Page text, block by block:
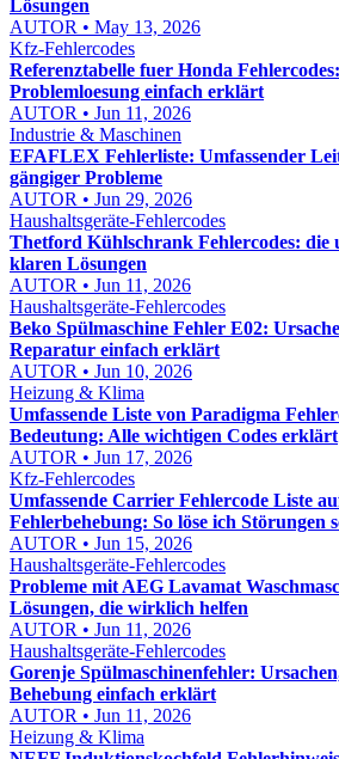
Lösungen
AUTOR • May 13, 2026
Kfz-Fehlercodes
Referenztabelle fuer Honda
Problemloesung einfach erklärt
AUTOR • Jun 11, 2026
Industrie & Maschinen
EFAFLEX Fehlerliste: Umfassender
gängiger Probleme
AUTOR • Jun 29, 2026
Haushaltsgeräte-Fehlercodes
Thetford Kühlschrank Fehlercodes: die
klaren Lösungen
AUTOR • Jun 11, 2026
Haushaltsgeräte-Fehlercodes
Beko Spülmaschine Fehler E02:
Reparatur einfach erklärt
AUTOR • Jun 10, 2026
Heizung & Klima
Umfassende Liste von Paradigma
Bedeutung: Alle wichtigen Codes erklärt
AUTOR • Jun 17, 2026
Kfz-Fehlercodes
Umfassende Carrier Fehlercode Liste
Fehlerbehebung: So löse ich Störungen
AUTOR • Jun 15, 2026
Haushaltsgeräte-Fehlercodes
Probleme mit AEG Lavamat
Lösungen, die wirklich helfen
AUTOR • Jun 11, 2026
Haushaltsgeräte-Fehlercodes
Gorenje Spülmaschinenfehler:
Behebung einfach erklärt
AUTOR • Jun 11, 2026
Heizung & Klima